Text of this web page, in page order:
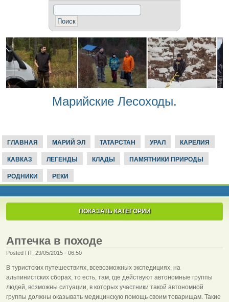
Марийские Лесоходы.
ГЛАВНАЯ МАРИЙ ЭЛ ТАТАРСТАН УРАЛ КАРЕЛИЯ
КАВКАЗ ЛЕГЕНДЫ КЛАДЫ ПАМЯТНИКИ ПРИРОДЫ
РОДНИКИ РЕКИ
ПОКАЗАТЬ КАТЕГОРИИ
Аптечка в походе
Posted ПТ, 29/05/2015 - 06:50
В туристских путешествиях, всевозможных экспедициях, на
альпинистских сборах, то есть, там, где действуют автономные группы
людей, возможны ситуации, в которых участники такой автономной
группы должны оказывать медицинскую помощь своим товарищам. Такие